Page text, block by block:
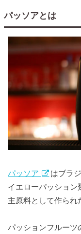
パッソアとは
パッソア
はブラ
イエローパッション
主原料として作られ
パッションフルーツ